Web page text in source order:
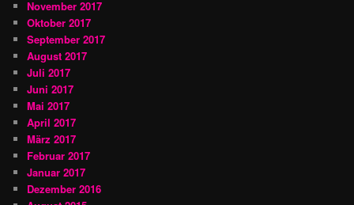
November 2017
Oktober 2017
September 2017
August 2017
Juli 2017
Juni 2017
Mai 2017
April 2017
März 2017
Februar 2017
Januar 2017
Dezember 2016